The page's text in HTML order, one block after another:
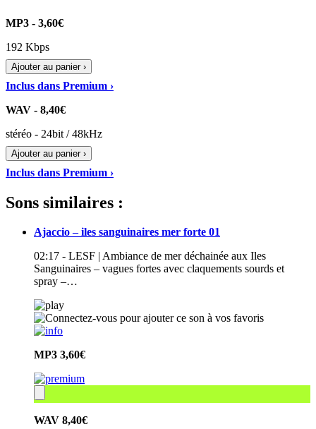
MP3 - 3,60€
192 Kbps
Ajouter au panier ›
Inclus dans Premium ›
WAV - 8,40€
stéréo - 24bit / 48kHz
Ajouter au panier ›
Inclus dans Premium ›
Sons similaires :
Ajaccio – iles sanguinaires mer forte 01
02:17 - LESF | Ambiance de mer déchainée aux Iles
Sanguinaires – vagues fortes avec claquements sourds et
spray –…
MP3 3,60€
WAV 8,40€